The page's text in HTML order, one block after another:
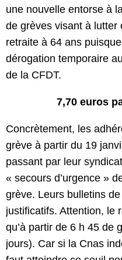
une nouvelle entorse à
de grèves visant à lutter
retraite à 64 ans
dérogation temporaire
de la CFDT.
7,70 euros
Concrètement, les
grève à partir du 19
passant par leur
« secours d’urgence »
grève. Leurs bulletins
justificatifs. Attention, le
qu’à partir de 6 h 45 de
jours). Car si la Cnas